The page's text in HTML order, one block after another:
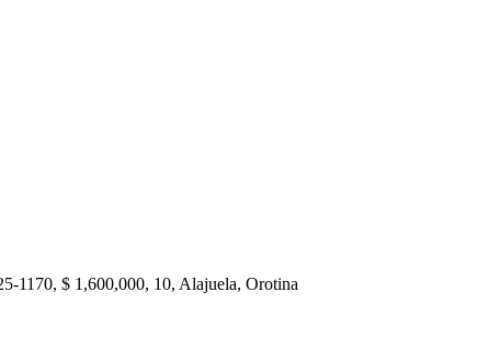
1170, $ 1,600,000, 10, Alajuela, Orotina